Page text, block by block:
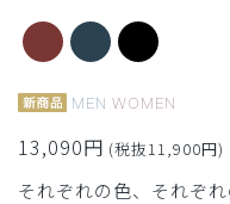
MEN WOMEN
13,090円 (税抜11,900円)
それぞれの色、それぞ